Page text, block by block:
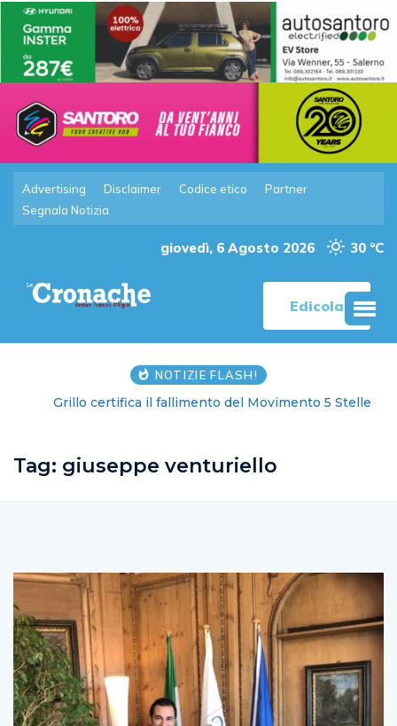
Advertising Disclaimer Codice etico
Partner
Segnala Notizia
giovedì, 6 Agosto 2026 30 °C
Edicola
NOTIZIE FLASH!
Grillo certifica il fallimento del Movimento 5 Stelle
Tag: giuseppe venturiello